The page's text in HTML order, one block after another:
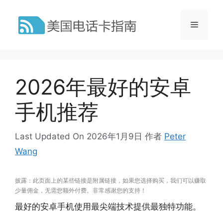
菜
2026年最好的安卓
手机推荐
Last Updated On 2026年1月9日 作者 Peter
Wang
披露：此页面上的某些链接是附属链接，如果您选择购买，我们可以赚取
少量佣金，无需您额外付费。非常感谢您的支持！
最好的安卓手机使用最尖端技术提供最独特功能。